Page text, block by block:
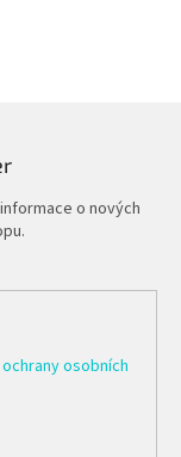
o nových
osobních